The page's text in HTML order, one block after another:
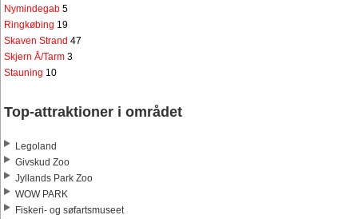
Nymindegab 5
Ringkøbing 19
Skaven Strand 47
Skjern Å/Tarm 3
Stauning 10
Top-attraktioner i området
Legoland
Givskud Zoo
Jyllands Park Zoo
WOW PARK
Fiskeri- og søfartsmuseet